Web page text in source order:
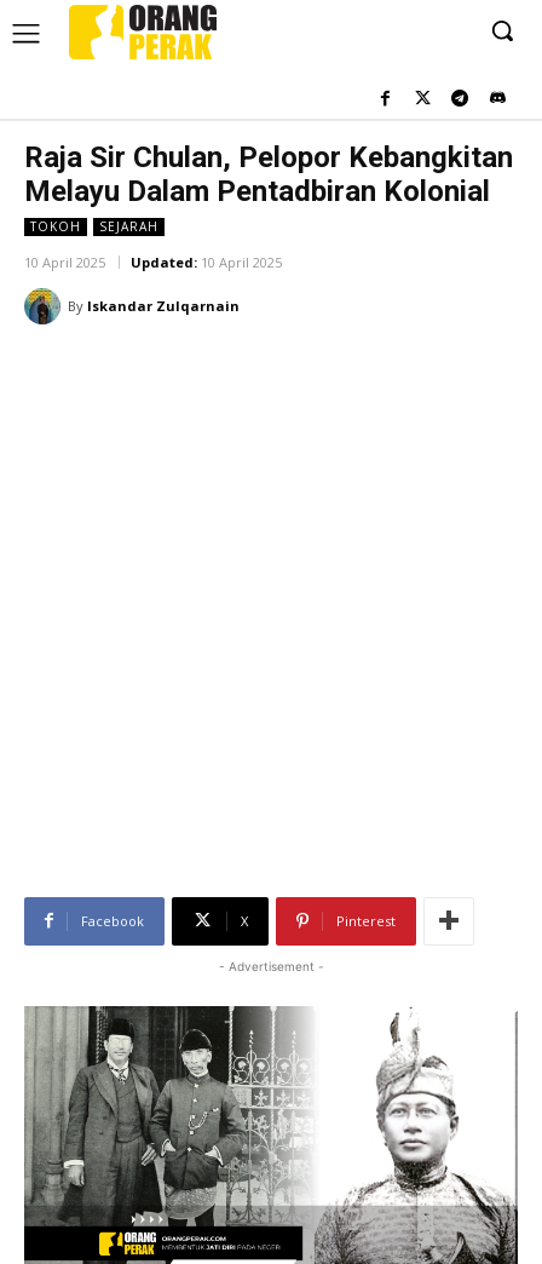
Raja Sir Chulan, Pelopor Kebangkitan
Melayu Dalam Pentadbiran Kolonial
TOKOH SEJARAH
10 April 2025 Updated: 10 April 2025
By Iskandar Zulqarnain
Facebook X Pinterest
- Advertisement -